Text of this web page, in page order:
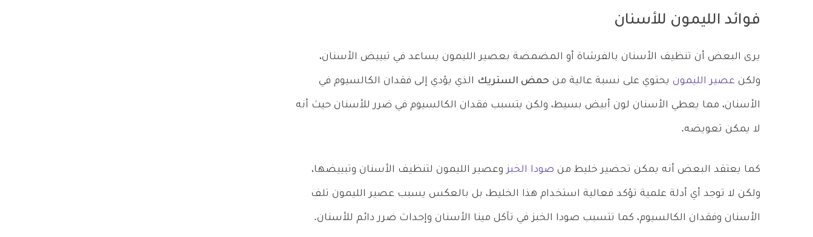
فوائد الليمون للأسنان
يرى البعض أن تنظيف الأسنان بالفرشاة أو المضمضة بعصير الليمون يساعد في تبييض الأسنان،
ولكن عصير الليمون يحتوي على نسبة عالية من حمض الستريك الذي يؤدي إلى فقدان الكالسيوم في
الأسنان، مما يعطي الأسنان لون أبيض بسيط، ولكن يتسبب فقدان الكالسيوم في ضرر للأسنان حيث أنه
لا يمكن تعويضه.
كما يعتقد البعض أنه يمكن تحضير خليط من صودا الخبزوعصير الليمون لتنظيف الأسنان وتبييضها،
ولكن لا توجد أي أدلة علمية تؤكد فعالية استخدام هذا الخليط، بل بالعكس يسبب عصير الليمون تلف
الأسنان وفقدان الكالسيوم، كما تتسبب صودا الخبز في تآكل مينا الأسنان وإحداث ضرر دائم للأسنان.